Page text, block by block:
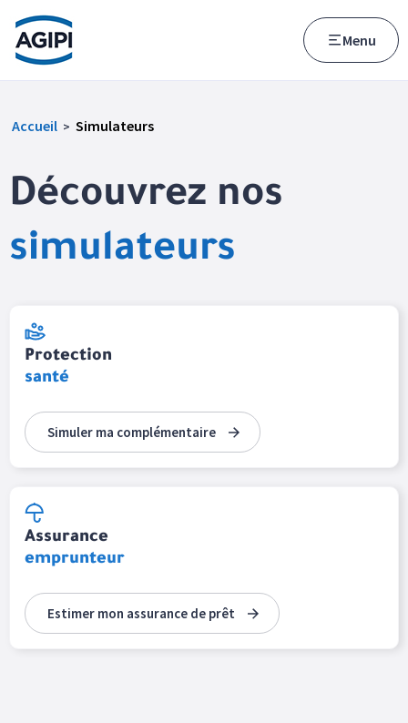
Accès au menu
Accès au contenu principal
Menu
Accueil > Simulateurs
Découvrez nos
simulateurs
Protection
santé
Simuler ma complémentaire
Assurance
emprunteur
Estimer mon assurance de prêt